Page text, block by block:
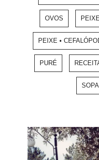
OVOS
PEIXE •
PURÉ